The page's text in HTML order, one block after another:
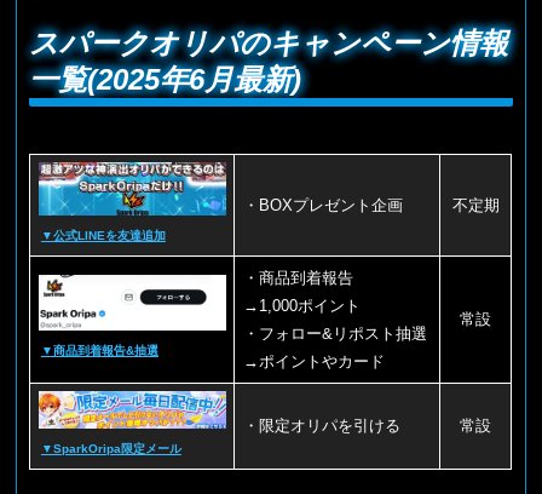
スパークオリパのキャンペーン情報
一覧(2025年6月最新)
▼公式LINEを友達追加
・BOXプレゼント企画 不定期
▼商品到着報告&抽選
・商品到着報告
→1,000ポイント
・フォロー&リポスト抽選
→ポイントやカード
常設
▼SparkOripa限定メール
・限定オリパを引ける 常設